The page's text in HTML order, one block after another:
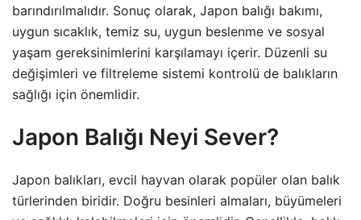
barındırılmalıdır. Sonuç olarak, Japon balığı bakımı,
uygun sıcaklık, temiz su, uygun beslenme ve sosyal
yaşam gereksinimlerini karşılamayı içerir. Düzenli su
değişimleri ve filtreleme sistemi kontrolü de balıkların
sağlığı için önemlidir.
Japon Balığı Neyi Sever?
Japon balıkları, evcil hayvan olarak popüler olan balık
türlerinden biridir. Doğru besinleri almaları, büyümeleri